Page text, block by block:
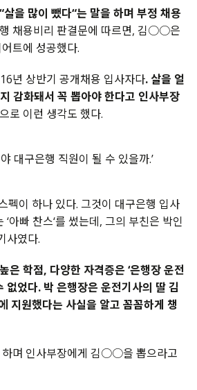
을 많이 뺐다“는 말을 하며 부정 채용
채용비리 판결문에 따르면, 김○○은
트에 성공했다.
년 상반기 공개채용 입사자다. 살을 얼
감화돼서 꼭 뽑아야 한다고 인사부장
로 이런 생각도 했다.
대구은행 직원이 될 수 있을까.’
이 하나 있다. 그것이 대구은행 입사
아빠 찬스‘를 썼는데, 그의 부친은 박인
사였다.
은 학점, 다양한 자격증은 ‘은행장 운전
없었다. 박 은행장은 운전기사의 딸 김
원했다는 사실을 알고 꼼꼼하게 챙
하며 인사부장에게 김○○을 뽑으라고